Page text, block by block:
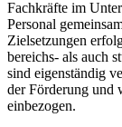
Fachkräfte im
Personal
Zielsetzungen
bereichs- als auch
sind eigenständig
der Förderung und
einbezogen.